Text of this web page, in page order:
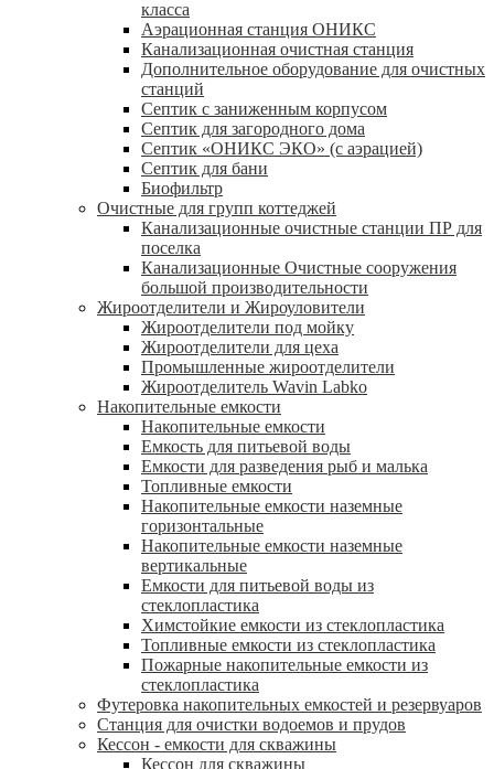
класса
Аэрационная станция ОНИКС
Канализационная очистная станция
Дополнительное оборудование для очистных
станций
Септик с заниженным корпусом
Септик для загородного дома
Септик «ОНИКС ЭКО» (с аэрацией)
Септик для бани
Биофильтр
Очистные для групп коттеджей
Канализационные очистные станции ПР для
поселка
Канализационные Очистные сооружения
большой производительности
Жироотделители и Жироуловители
Жироотделители под мойку
Жироотделители для цеха
Промышленные жироотделители
Жироотделитель Wavin Labko
Накопительные емкости
Накопительные емкости
Емкость для питьевой воды
Емкости для разведения рыб и малька
Топливные емкости
Накопительные емкости наземные
горизонтальные
Накопительные емкости наземные
вертикальные
Емкости для питьевой воды из
стеклопластика
Химстойкие емкости из стеклопластика
Топливные емкости из стеклопластика
Пожарные накопительные емкости из
стеклопластика
Футеровка накопительных емкостей и резервуаров
Станция для очистки водоемов и прудов
Кессон - емкости для скважины
Кессон для скважины